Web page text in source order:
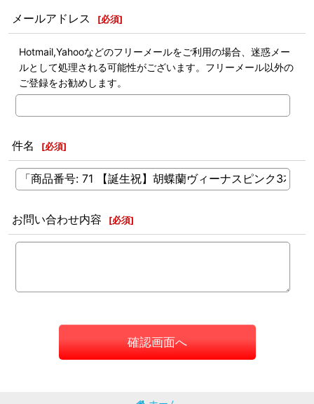
メールアドレス [必須]
Hotmail,Yahooなどのフリーメールをご利用の場合、迷惑メー
ルとして処理される可能性がございます。フリーメール以外の
ご登録をお勧めします。
件名 [必須]
お問い合わせ内容 [必須]
確認画面へ